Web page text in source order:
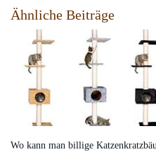
Ähnliche Beiträge
Wo kann man billige